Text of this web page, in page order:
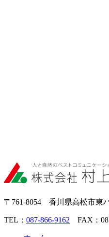
〒761-8054 香川県高松市東
TEL： 087-866-9162 FAX：